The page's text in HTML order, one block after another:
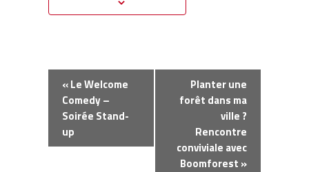
Navigation
Évènement
«Le Welcome
Comedy –
Soirée Stand-
up
Planter une
forêt dans ma
ville ?
Rencontre
conviviale avec
Boomforest »